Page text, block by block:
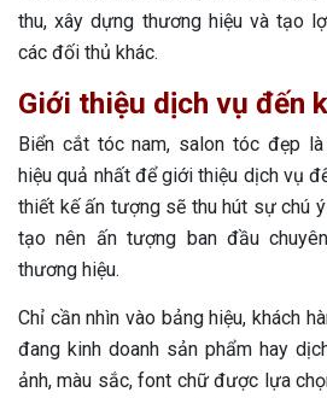
thu, xây dựng thương hiệu và tạo
các đối thủ khác.
Giới thiệu dịch vụ đến
Biển cắt tóc nam, salon tóc đẹp
hiệu quả nhất để giới thiệu dịch vụ
thiết kế ấn tượng sẽ thu hút sự chú
tạo nên ấn tượng ban đầu
thương hiệu.
Chỉ cần nhìn vào bảng hiệu, khách
đang kinh doanh sản phẩm hay
ảnh, màu sắc, font chữ được lựa